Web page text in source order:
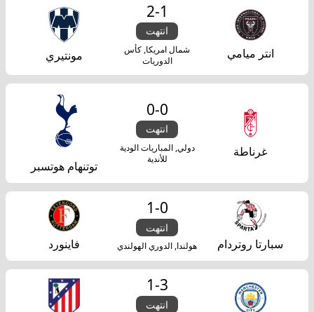
انتر ميامي
1
-
2
انتهت
شمال امريكا, كأس
الدوريات
مونتيري
غرناطة
0
-
0
انتهت
دولي, المباريات الودية
للأندية
توتنهام هوتسبر
سبارتا روتردام
0
-
1
انتهت
هولندا, الدوري الهولندي فاينورد
3
-
1
انتهت